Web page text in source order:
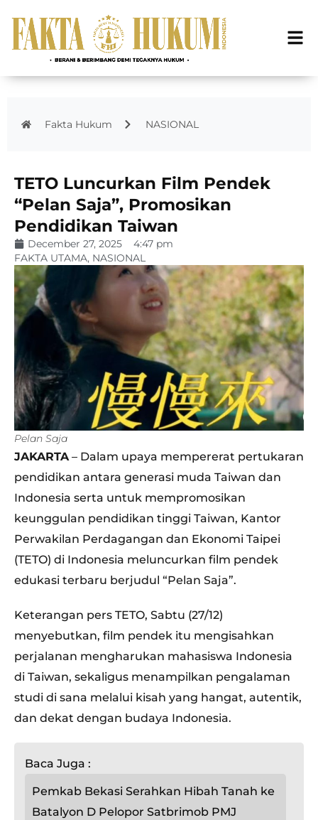
Fakta Hukum NASIONAL
TETO Luncurkan Film Pendek
“Pelan Saja”, Promosikan
Pendidikan Taiwan
December 27, 2025
4:47 pm
FAKTA UTAMA, NASIONAL
Pelan Saja
JAKARTA– Dalam upaya mempererat pertukaran
pendidikan antara generasi muda Taiwan dan
Indonesia serta untuk mempromosikan
keunggulan pendidikan tinggi Taiwan, Kantor
Perwakilan Perdagangan dan Ekonomi Taipei
(TETO) di Indonesia meluncurkan film pendek
edukasi terbaru berjudul “Pelan Saja”.
Keterangan pers TETO, Sabtu (27/12)
menyebutkan, film pendek itu mengisahkan
perjalanan mengharukan mahasiswa Indonesia
di Taiwan, sekaligus menampilkan pengalaman
studi di sana melalui kisah yang hangat, autentik,
dan dekat dengan budaya Indonesia.
Baca Juga :
Pemkab Bekasi Serahkan Hibah Tanah ke
Batalyon D Pelopor Satbrimob PMJ